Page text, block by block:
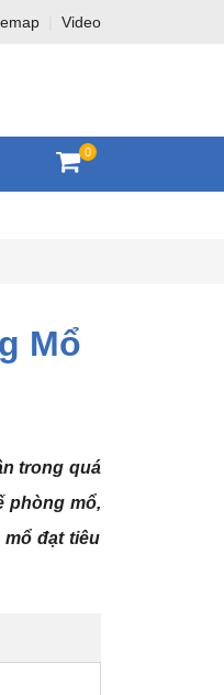
Video
0
Mổ
trong quá
phòng mổ,
đạt tiêu